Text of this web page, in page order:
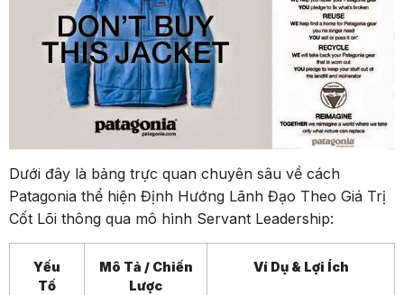
Dưới đây là bảng trực quan chuyên sâu về cách
Patagonia thể hiện Định Hướng Lãnh Đạo Theo Giá Trị
Cốt Lõi thông qua mô hình Servant Leadership:
Yếu
Tố
Mô Tả / Chiến
Lược
Ví Dụ & Lợi Ích